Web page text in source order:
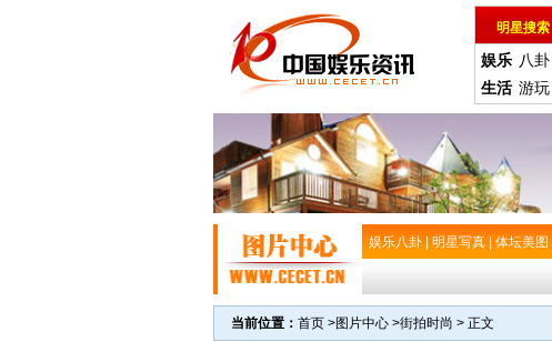
明星搜索
娱乐 八卦
生活 游玩
娱乐八卦 明星写真 体坛美图
当前位置： 首页 >图片中心 >街拍时尚 > 正文